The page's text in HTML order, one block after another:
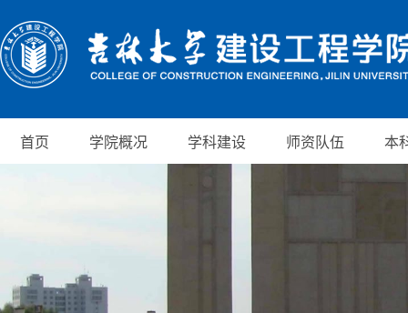
首页 学院概况 学科建设 师资队伍 本